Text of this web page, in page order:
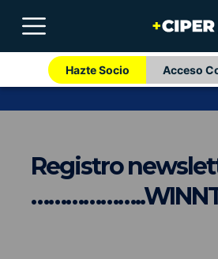
Hazte Socio Acceso
Registro